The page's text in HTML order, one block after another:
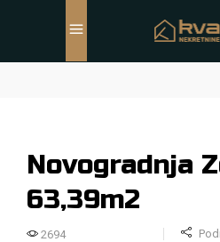
Novogradnja
63,39m2
2694